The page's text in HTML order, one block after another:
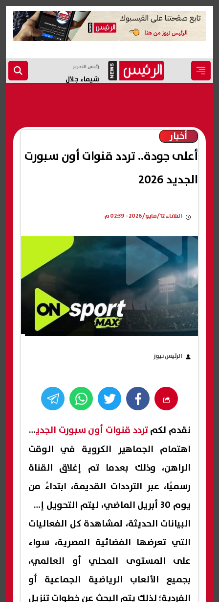
رئيس التحرير
شيماء جلال
أخبار
أعلى جودة.. تردد قنوات أون سبورت
الجديد 2026
الثلاثاء 12/مايو/2026 - 02:39 م
الرئيس نيوز
نقدم لكمتردد قنوات أون سبورت الجديد ،
اهتمام الجماهير الكروية في الوقت
الراهن، وذلك بعدما تم إغلاق القناة
رسميًا، عبر الترددات القديمة، ابتداءً من
يوم 30 أبريل الماضي، ليتم التحويل إلى
البيانات الحديثة، لمشاهدة كل الفعاليات
التي تعرضها الفضائية المصرية، سواء
على المستوى المحلي أو العالمي،
بجميع الألعاب الرياضية الجماعية أو
الفردية؛ لذلك يتم البحث عن خطوات تنزيل